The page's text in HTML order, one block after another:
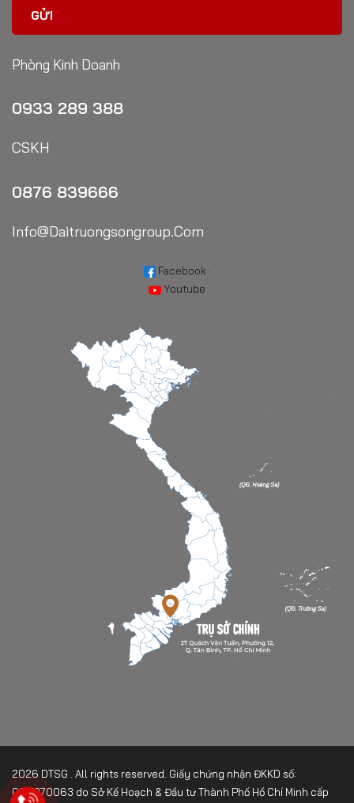
Phòng Kinh Doanh
0933 289 388
CSKH
0876 839666
Info@daitruongsongroup.com
Facebook ·
Youtube
2026 DTSG . All rights reserved. Giấy chứng nhận ĐKKD số:
0317370063 do Sở Kế Hoạch & Đầu tư Thành Phố Hồ Chí Minh cấp